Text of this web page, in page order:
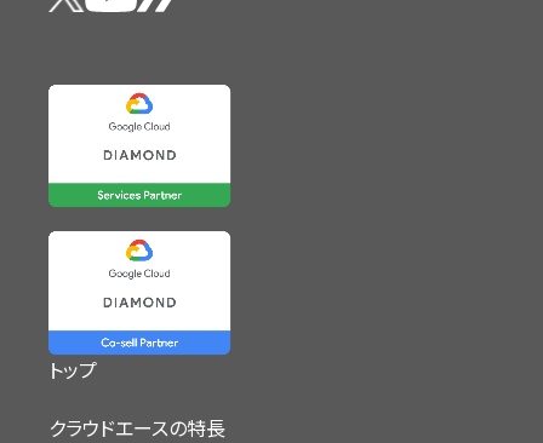
トップ
クラウドエースの特長